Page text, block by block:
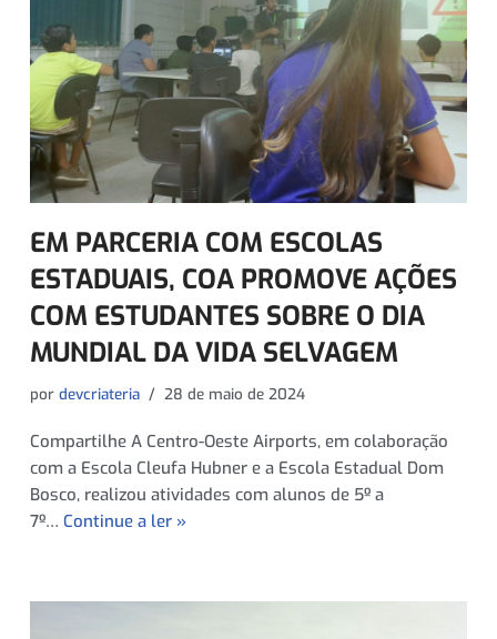
EM PARCERIA COM ESCOLAS
ESTADUAIS, COA PROMOVE AÇÕES
COM ESTUDANTES SOBRE O DIA
MUNDIAL DA VIDA SELVAGEM
por devcriateria 28 de maio de 2024
Compartilhe A Centro-Oeste Airports, em colaboração
com a Escola Cleufa Hubner e a Escola Estadual Dom
Bosco, realizou atividades com alunos de 5º a
7º… Continue a ler »